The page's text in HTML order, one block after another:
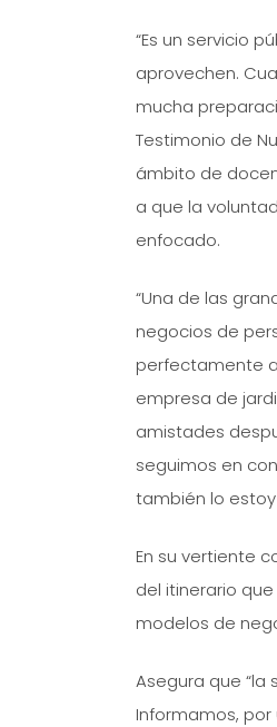
“Es un servicio
aprovechen.
mucha
Testimonio de
ámbito de
a que la
enfocado.
“Una de las
negocios de
perfectamente
empresa de
amistades
seguimos en
también lo
En su vertiente
del itinerario que
modelos de
Asegura que “la
Informamos,